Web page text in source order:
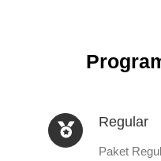
Regular
Paket